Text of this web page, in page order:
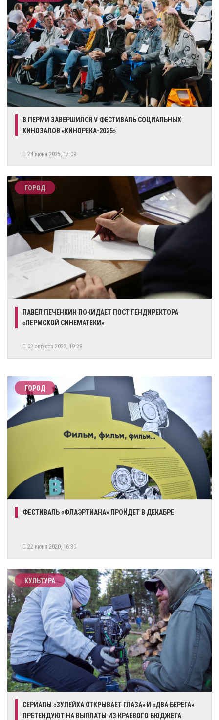
В ПЕРМИ ЗАВЕРШИЛСЯ V ФЕСТИВАЛЬ СОЦИАЛЬНЫХ
КИНОЗАЛОВ «КИНОРЕКА-2025»
24 июня 2025, 17:09
ГОРОД
​ПАВЕЛ ПЕЧЕНКИН ПОКИДАЕТ ПОСТ ГЕНДИРЕКТОРА
«ПЕРМСКОЙ СИНЕМАТЕКИ»
02 августа 2022, 19:28
ГОРОД
ФЕСТИВАЛЬ «ФЛАЭРТИАНА» ПРОЙДЕТ В ДЕКАБРЕ
22 июня 2020, 16:30
КУЛЬТУРА
СЕРИАЛЫ «ЗУЛЕЙХА ОТКРЫВАЕТ ГЛАЗА» И «ДВА БЕРЕГА»
ПРЕТЕНДУЮТ НА ВЫПЛАТЫ ИЗ КРАЕВОГО БЮДЖЕТА